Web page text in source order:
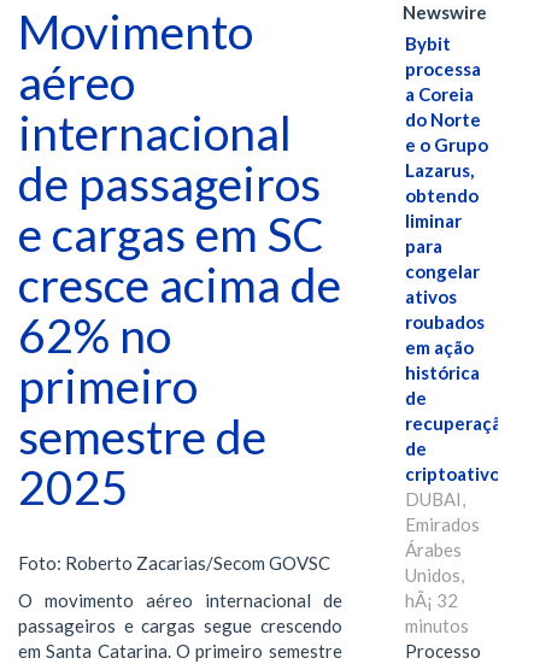
Movimento
aéreo
internacional
de passageiros
e cargas em SC
cresce acima de
62% no
primeiro
semestre de
2025
Foto: Roberto Zacarias/Secom GOVSC
O movimento aéreo internacional de
passageiros e cargas segue crescendo
em Santa Catarina. O primeiro semestre
Newswire
Bybit
processa
a Coreia
do Norte
e o Grupo
Lazarus,
obtendo
liminar
para
congelar
ativos
roubados
em ação
histórica
de
recuperação
de
criptoativos
DUBAI,
Emirados
Árabes
Unidos,
hÃ¡ 32
minutos
Processo